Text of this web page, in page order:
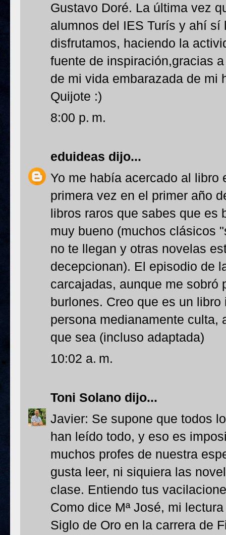
Gustavo Doré. La última vez
alumnos del IES Turís y ahí sí
disfrutamos, haciendo la
fuente de inspiración,gracias
de mi vida embarazada de mi
Quijote :)
8:00 p. m.
eduideas dijo...
Yo me había acercado al
primera vez en el primer año
libros raros que sabes que es
muy bueno (muchos clásicos
no te llegan y otras novelas
decepcionan). El episodio de
carcajadas, aunque me sobró
burlones. Creo que es un
persona medianamente culta,
que sea (incluso adaptada)
10:02 a. m.
Toni Solano dijo...
Javier: Se supone que todos
han leído todo, y eso es
muchos profes de nuestra
gusta leer, ni siquiera las
clase. Entiendo tus
Como dice Mª José, mi
Siglo de Oro en la carrera de